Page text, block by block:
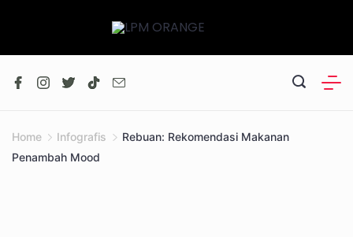
content
Home Infografis
Rebuan: Rekomendasi Makanan
Penambah Mood